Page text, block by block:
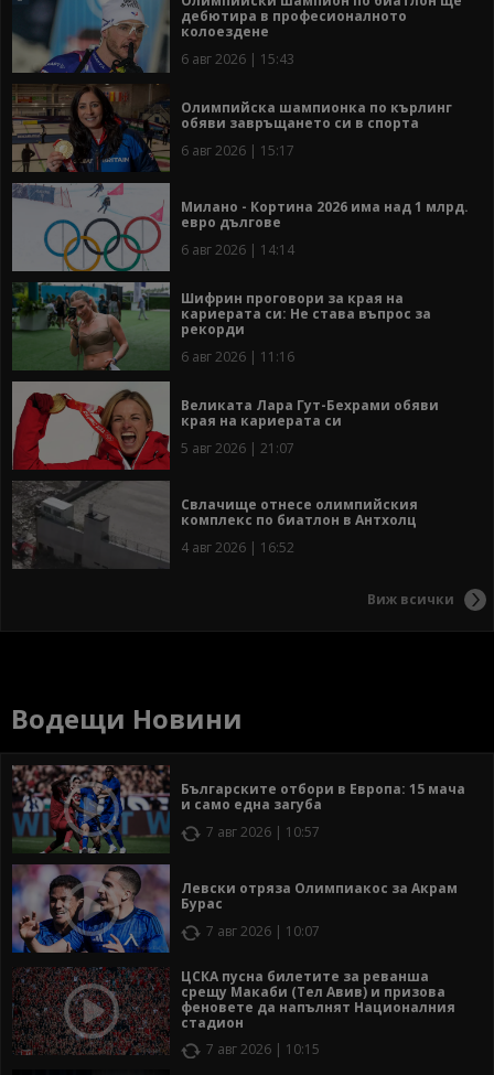
дебютира в професионалното
колоездене
6 авг 2026 | 15:43
Олимпийска шампионка по кърлинг
обяви завръщането си в спорта
6 авг 2026 | 15:17
Милано - Кортина 2026 има над 1 млрд.
евро дългове
6 авг 2026 | 14:14
Шифрин проговори за края на
кариерата си: Не става въпрос за
рекорди
6 авг 2026 | 11:16
Великата Лара Гут-Бехрами обяви
края на кариерата си
5 авг 2026 | 21:07
Свлачище отнесе олимпийския
комплекс по биатлон в Антхолц
4 авг 2026 | 16:52
Виж всички
Водещи Новини
Българските отбори в Европа: 15 мача
и само една загуба
7 авг 2026 | 10:57
Левски отряза Олимпиакос за Акрам
Бурас
7 авг 2026 | 10:07
ЦСКА пусна билетите за реванша
срещу Макаби (Тел Авив) и призова
феновете да напълнят Националния
стадион
7 авг 2026 | 10:15